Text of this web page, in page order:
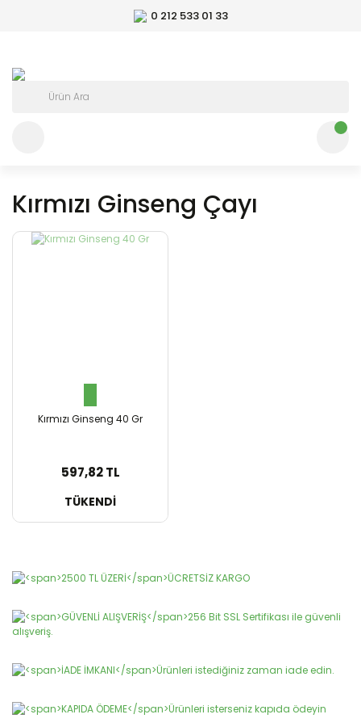
0 212 533 01 33
Kırmızı Ginseng Çayı
Kırmızı Ginseng 40 Gr
597,82 TL
TÜKENDİ
SEPETE EKLE